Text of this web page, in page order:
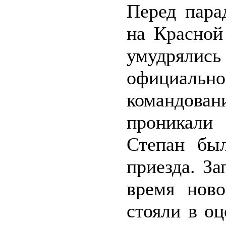
Перед
на
Степан
приезда.
время
стояли в